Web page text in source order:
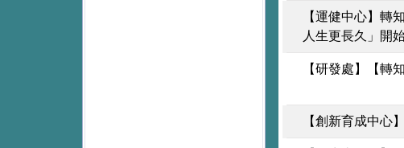
【運健中心】轉
人生更長久」開
【研發處】【轉
【創新育成中心